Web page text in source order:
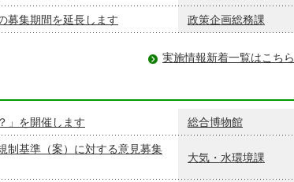
募集期間を延長します 政策企画総務課
実施情報新着一覧はこちら
」を開催します 総合博物館
制基準（案）に対する意見募集
大気・水環境課